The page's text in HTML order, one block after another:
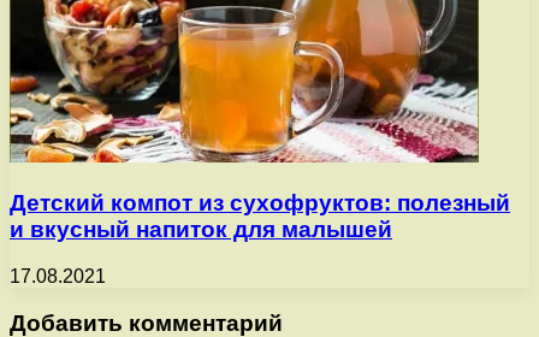
Детский компот из сухофруктов: полезный
и вкусный напиток для малышей
17.08.2021
Добавить комментарий